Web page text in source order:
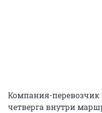
Компания-перевозчик
четверга внутри